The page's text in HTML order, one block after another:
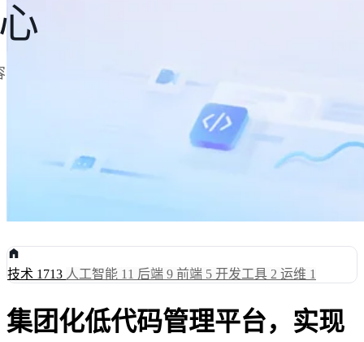
技术 1713 人工智能 11 后端 9 前端 5 开发工具 2 运维 1
集团化低代码管理平台，实现